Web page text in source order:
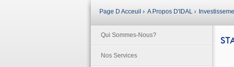
Page D Acceuil › A Propos D'IDAL ›
Qui Sommes-Nous?
Nos Services